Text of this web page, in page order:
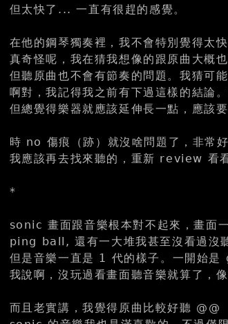
但太快了... 一直有很趕的感覺。
在他的鋼琴獨奏裡，我不會特別覺得太
真奇怪呢，我在猜我想像的跟原曲大概
但聽原曲也不會有節奏的問題。我猜可
啊對，我記得我之前有下過這樣的結論
但總覺得樂器就應該延伸長一點，應該
時 no 傷痕（跡）就沒啥問題了，非
我應該再去找來聽的，重新 review 看
*
sonic 畫面跟音樂根本對不起來，畫
ping ball, 還有一大堆我甚至沒看過沒
但是音樂一直是 1 代的樣子。一開始
我說啊，沒玩過看畫面聽音樂就算了，
而且老實講，我覺得原曲比較好聽 @@